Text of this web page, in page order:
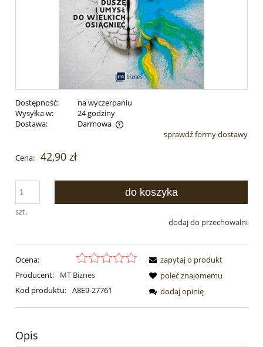
Dostępność:
na wyczerpaniu
Wysyłka w:
24 godziny
Dostawa:
Darmowa
Cena nie zawiera ewentualnych kosztów płatnościsprawdź formy dostawy
Cena: 42,90 zł
szt.
do koszyka
dodaj do przechowalni
Ocena:
Producent:
MT Biznes
Kod produktu: A8E9-27761
zapytaj o produkt
poleć znajomemu
dodaj opinię
Opis